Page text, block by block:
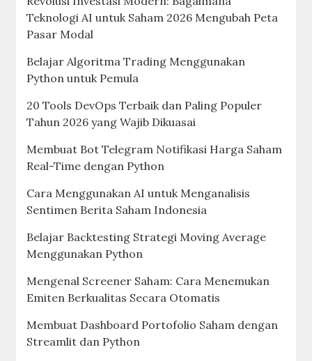
Teknologi AI untuk Saham 2026 Mengubah Peta
Pasar Modal
Belajar Algoritma Trading Menggunakan
Python untuk Pemula
20 Tools DevOps Terbaik dan Paling Populer
Tahun 2026 yang Wajib Dikuasai
Membuat Bot Telegram Notifikasi Harga Saham
Real-Time dengan Python
Cara Menggunakan AI untuk Menganalisis
Sentimen Berita Saham Indonesia
Belajar Backtesting Strategi Moving Average
Menggunakan Python
Mengenal Screener Saham: Cara Menemukan
Emiten Berkualitas Secara Otomatis
Membuat Dashboard Portofolio Saham dengan
Streamlit dan Python